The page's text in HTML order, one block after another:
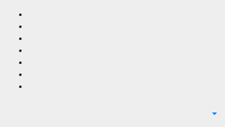
содержимому